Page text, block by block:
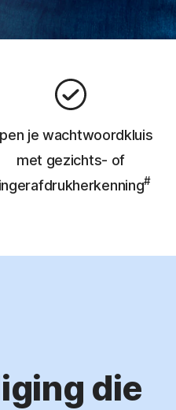
je wachtwoordkluis
met gezichts- of
#
die